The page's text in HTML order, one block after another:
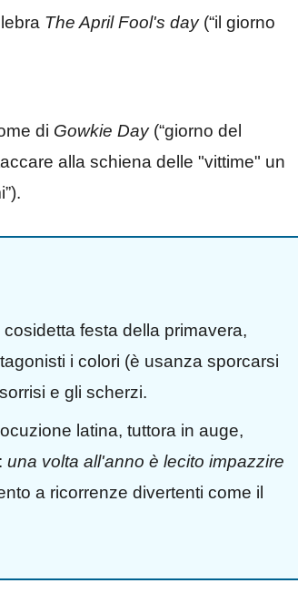
The April Fool's day(“il giorno
di Gowkie Day(“giorno del
alla schiena delle "vittime" un
festa della primavera,
i colori (è usanza sporcarsi
e gli scherzi.
latina, tuttora in auge,
una volta all'anno è lecito impazzire
a ricorrenze divertenti come il